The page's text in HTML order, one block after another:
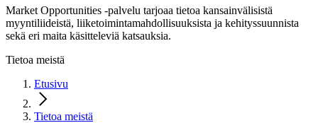
Market Opportunities -palvelu tarjoaa tietoa kansainvälisistä
myyntiliideistä, liiketoimintamahdollisuuksista ja kehityssuunnista
sekä eri maita käsitteleviä katsauksia.
Tietoa meistä
Etusivu
Tietoa meistä